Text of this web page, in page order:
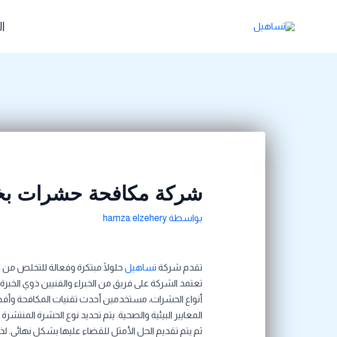
شركة مكافحة حشرات
بواسطةhamza elzehery
تقدم شركة تساهيلحلولًا مبتكرة وفعالة للتخلص
تعتمد الشركة على فريق من الخبراء والفنيين ذوي
أنواع الحشرات، مستخدمين أحدث تقنيات المكافحة
المعايير البيئية والصحية. يتم تحديد نوع الحشرة
ثم يتم تقديم الحل الأمثل للقضاء عليها بشكل نهائي.
navigation